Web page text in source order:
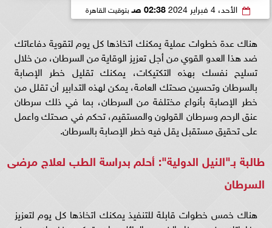
الأحد، 4 فبراير 2024 02:38 صـ بتوقيت القاهرة
هناك عدة خطوات عملية يمكنك اتخاذها كل يوم لتقوية دفاعاتك
ضد هذا العدو القوي من أجل تعزيز الوقاية من السرطان، من خلال
تسليح نفسك بهذه التكتيكات، يمكنك تقليل خطر الإصابة
بالسرطان وتحسين صحتك العامة، يمكن لهذه التدابير أن تقلل من
خطر الإصابة بأنواع مختلفة من السرطان، بما في ذلك سرطان
عنق الرحم وسرطان القولون والمستقيم، تحكم في صحتك واعمل
على تحقيق مستقبل يقل فيه خطر الإصابة بالسرطان.
طالبة بـ"النيل الدولية": أحلم بدراسة الطب لعلاج مرضى
السرطان
هناك خمس خطوات قابلة للتنفيذ يمكنك اتخاذها كل يوم لتعزيز